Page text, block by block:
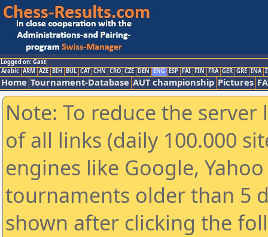
Logged on: Gast
Arabic ARM AZE BIH BUL CAT CHN CRO CZE DEN ENG ESP FAI FIN FRA GER GRE INA
Home Tournament-Database AUT championship Pictures
Note: To reduce the
of all links (daily 100.000
engines like Google,
tournaments older than 5
shown after clicking the